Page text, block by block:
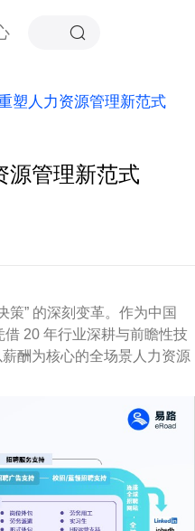
塑人力资源管理新范式
源管理新范式
策” 的深刻变革。作为中国
20 年行业深耕与前瞻性技
酬为核心的全场景人力资源